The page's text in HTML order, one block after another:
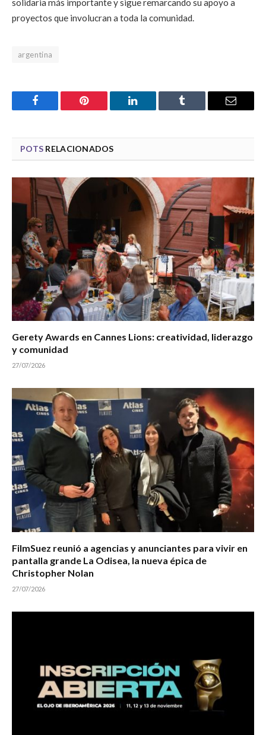
proyectos que involucran a toda la comunidad.
argentina
Facebook Pinterest LinkedIn Tumblr Email
POTS RELACIONADOS
Gerety Awards en Cannes Lions: creatividad, liderazgo
y comunidad
27/07/2026
FilmSuez reunió a agencias y anunciantes para vivir en
pantalla grande La Odisea, la nueva épica de
Christopher Nolan
27/07/2026